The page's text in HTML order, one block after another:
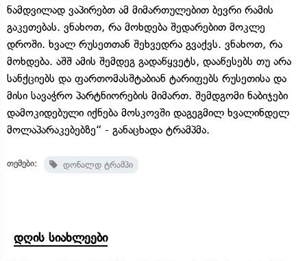
ნამდვილად ვაპირებთ ამ მიმართულებით ბევრი რამის
გაკეთებას. ვნახოთ, რა მოხდება შედარებით მოკლე
დროში. ხვალ რუსეთთან შეხვედრა გვაქვს. ვნახოთ, რა
მოხდება. აშშ ამის შემდეგ გადაწყვეტს, დააწესებს თუ არა
სანქციებს და ფართომასშტაბიან ტარიფებს რუსეთისა და
მისი სავაჭრო პარტნიორების მიმართ. შემდგომი ნაბიჯები
დამოკიდებული იქნება მოსკოვში დაგეგმილ ხვალინდელ
მოლაპარაკებებზე“ - განაცხადა ტრამპმა.
თემები: დონალდ ტრამპი
დღის სიახლეები